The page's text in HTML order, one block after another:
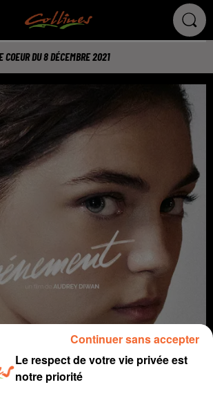
DU 8 DÉCEMBRE 2021
Le respect de votre vie privée est
notre priorité
Continuer sans accepter